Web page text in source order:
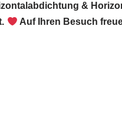
&
Auf Ihren Besuch